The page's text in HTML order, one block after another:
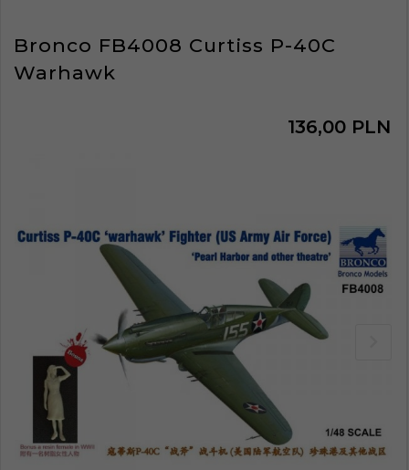
Bronco FB4008 Curtiss P-40C
Warhawk
136,00 PLN